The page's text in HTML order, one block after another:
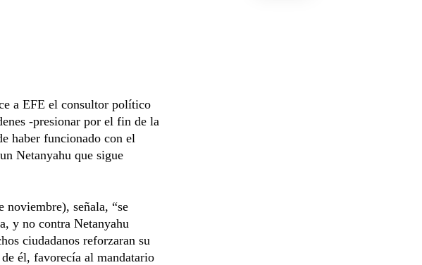
a EFE el consultor político
-presionar por el fin de la
haber funcionado con el
Netanyahu que sigue
señala, “se
y no contra Netanyahu
ciudadanos reforzaran su
él, favorecía al mandatario